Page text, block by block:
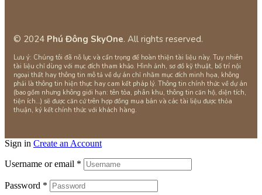
© 2024 Phú Đông SkyOne. All rights reserved.
Lưu ý: Chúng tôi đã nỗ lực và cẩn trọng để hoàn thiện tài liệu này. Tuy nhiên
tài liệu chỉ dùng với mục đích tham khảo. Hình ảnh, sơ đồ kỹ thuật, bố trí nội
ngoại thất hay thông tin mô tả về dự án chỉ nhằm mục đích minh họa, không
phải là thông tin hiện thực hay cam kết pháp lý. Thông tin chính thức về dự án
(bao gồm nhưng không giới hạn: tên tòa, phân khu, thông tin căn hộ, diện tích,
tiện ích…) sẽ được căn cứ trên hợp đồng mua bán và các tài liệu được thỏa
thuận, ký kết chính thức với khách hàng.
Sign in Create an Account
Username or email *
Password *